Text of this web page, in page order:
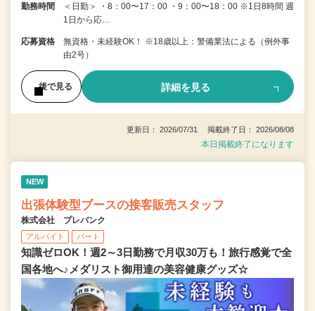
勤務時間
＜日勤＞ ・8：00〜17：00 ・9：00〜18：00 ※1日8時間 週
1日から応…
応募資格
無資格・未経験OK！ ※18歳以上：警備業法による（例外事
由2号）
後で見る 詳細を見る
更新日： 2026/07/31 掲載終了日： 2026/08/08
本日掲載終了になります
NEW
出張体験型ブースの接客販売スタッフ
株式会社 プレバンク
アルバイト パート
知識ゼロOK！週2～3日勤務で月収30万も！旅行感覚で全
国各地へ♪メダリスト御用達の美容健康グッズ☆